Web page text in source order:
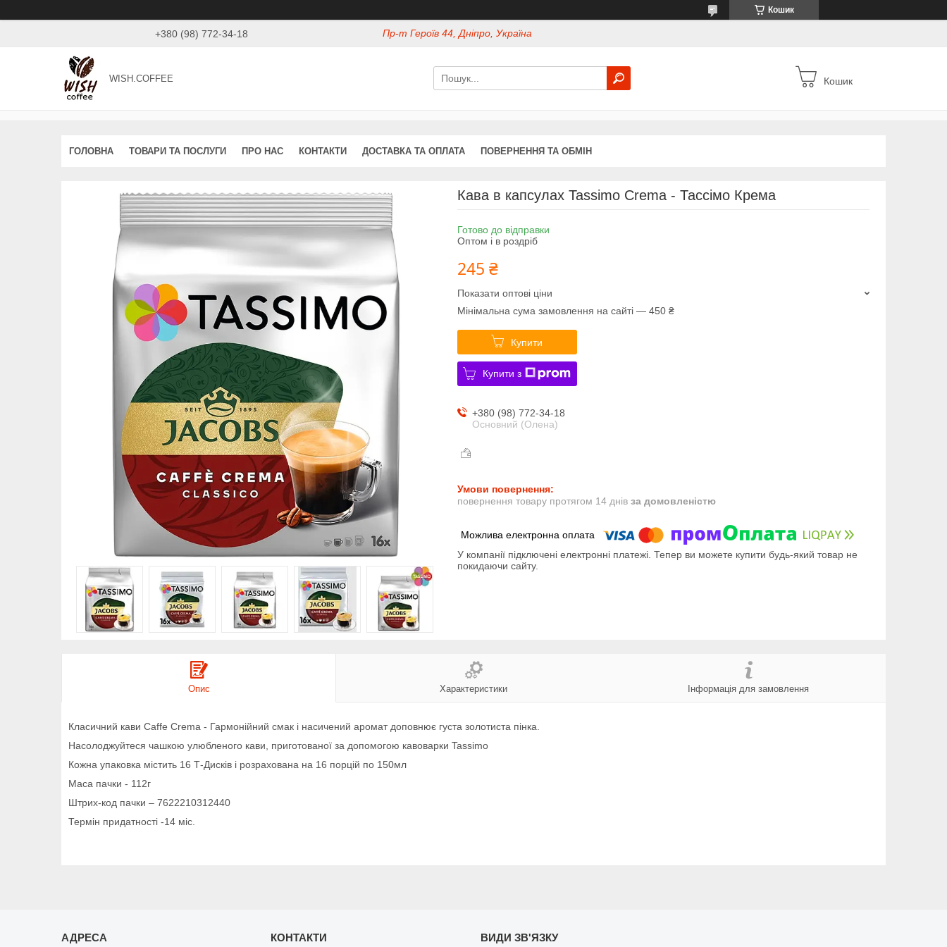
Кошик
+380 (98) 772-34-18 Пр-т Героїв 44, Дніпро, Україна
WISH.COFFEE Кошик
ГОЛОВНА ТОВАРИ ТА ПОСЛУГИ ПРО НАС КОНТАКТИ ДОСТАВКА ТА ОПЛАТА ПОВЕРНЕННЯ ТА ОБМІН
Кава в капсулах Tassimo Crema - Тассімо Крема
Готово до відправки
Оптом і в роздріб
245 ₴
Показати оптові ціни
Мінімальна сума замовлення на сайті — 450 ₴
Купити
Купити з
+380 (98) 772-34-18
Основний (Олена)
повернення товару протягом 14 днів за домовленістю
У компанії підключені електронні платежі. Тепер ви можете купити будь-який товар не
покидаючи сайту.
Опис Характеристики Інформація для замовлення
Класичний кави Caffe Crema - Гармонійний смак і насичений аромат доповнює густа золотиста пінка.
Насолоджуйтеся чашкою улюбленого кави, приготованої за допомогою кавоварки Tassimo
Кожна упаковка містить 16 Т-Дисків і розрахована на 16 порцій по 150мл
Маса пачки - 112г
Штрих-код пачки – 7622210312440
Термін придатності -14 міс.